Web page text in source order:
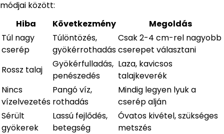
módjai között:
Hiba
Következmény
Megoldás
Túl nagy
cserép
Túlöntözés,
gyökérrothadás
Csak 2-4 cm-rel nagyobb
cserepet választani
Rossz talaj
Gyökérfulladás,
penészedés
Laza, kavicsos
talajkeverék
Nincs
vízelvezetés
Pangó víz,
rothadás
Mindig legyen lyuk a
cserép alján
Sérült
gyökerek
Lassú fejlődés,
betegség
Óvatos kivétel, szükséges
metszés